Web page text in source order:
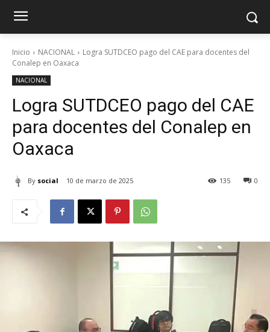
Inicio NACIONAL
Logra SUTDCEO pago del CAE para docentes del
Conalep en Oaxaca
NACIONAL
Logra SUTDCEO pago del CAE
para docentes del Conalep en
Oaxaca
By social 10 de marzo de 2025 0
135